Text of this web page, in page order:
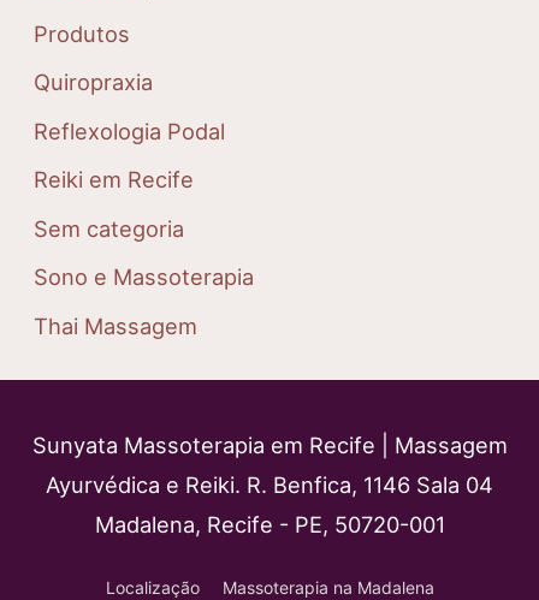
Produtos
Quiropraxia
Reflexologia Podal
Reiki em Recife
Sem categoria
Sono e Massoterapia
Thai Massagem
Sunyata Massoterapia em Recife | Massagem
Ayurvédica e Reiki. R. Benfica, 1146 Sala 04
Madalena, Recife - PE, 50720-001
Localização Massoterapia na Madalena